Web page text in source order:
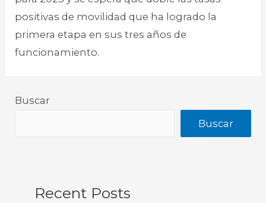
positivas de movilidad que ha logrado la
primera etapa en sus tres años de
funcionamiento.
Buscar
Buscar
Recent Posts